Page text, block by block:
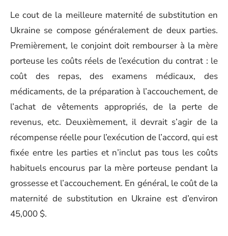
Le cout de la meilleure maternité de substitution en
Ukraine se compose généralement de deux parties.
Premièrement, le conjoint doit rembourser à la mère
porteuse les coûts réels de l’exécution du contrat : le
coût des repas, des examens médicaux, des
médicaments, de la préparation à l’accouchement, de
l’achat de vêtements appropriés, de la perte de
revenus, etc. Deuxièmement, il devrait s’agir de la
récompense réelle pour l’exécution de l’accord, qui est
fixée entre les parties et n’inclut pas tous les coûts
habituels encourus par la mère porteuse pendant la
grossesse et l’accouchement. En général, le coût de la
maternité de substitution en Ukraine est d’environ
45,000 $.